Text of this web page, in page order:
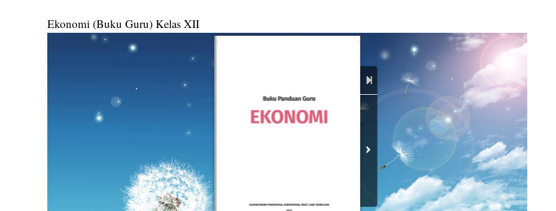
Ekonomi (Buku Guru) Kelas XII